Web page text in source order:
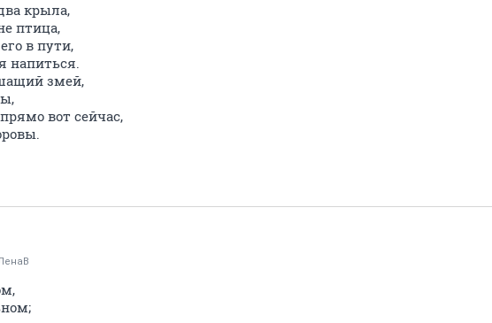
крыла,
птица,
в пути,
напиться.
змей,
вот сейчас,